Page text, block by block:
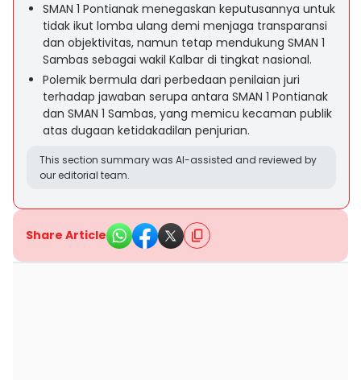
SMAN 1 Pontianak menegaskan keputusannya untuk
tidak ikut lomba ulang demi menjaga transparansi
dan objektivitas, namun tetap mendukung SMAN 1
Sambas sebagai wakil Kalbar di tingkat nasional.
Polemik bermula dari perbedaan penilaian juri
terhadap jawaban serupa antara SMAN 1 Pontianak
dan SMAN 1 Sambas, yang memicu kecaman publik
atas dugaan ketidakadilan penjurian.
This section summary was AI-assisted and reviewed by
our editorial team.
Share Article